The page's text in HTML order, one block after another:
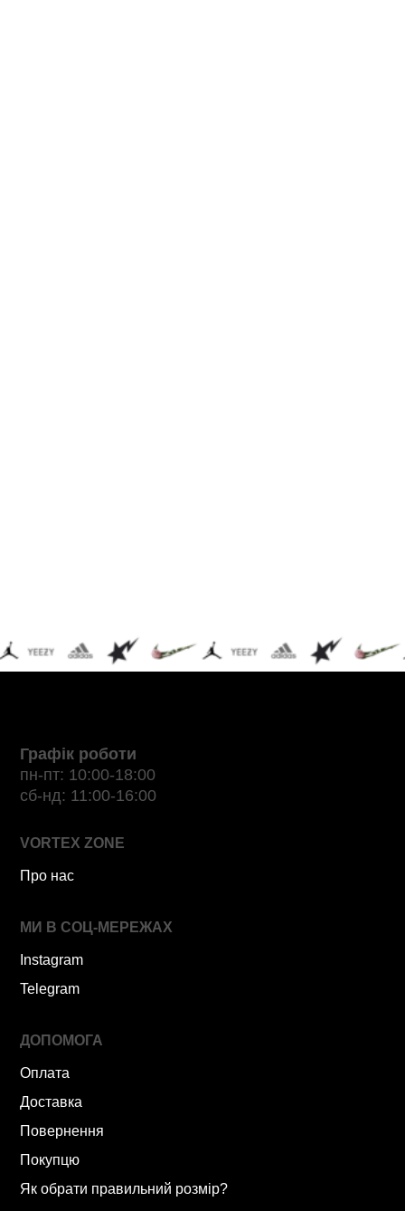
Графік роботи
пн-пт: 10:00-18:00
сб-нд: 11:00-16:00
VORTEX ZONE
Про нас
МИ В СОЦ-МЕРЕЖАХ
Instagram
Telegram
ДОПОМОГА
Оплата
Доставка
Повернення
Покупцю
Як обрати правильний розмір?